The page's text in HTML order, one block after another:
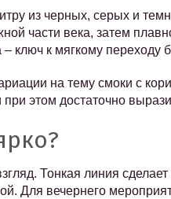
из черных, серых и
части века, затем
ключ к мягкому переходу
на тему смоки с
этом достаточно
Тонкая линия
Для вечернего